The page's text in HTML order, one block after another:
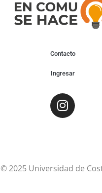
Contacto
Ingresar
© 2025 Universidad de